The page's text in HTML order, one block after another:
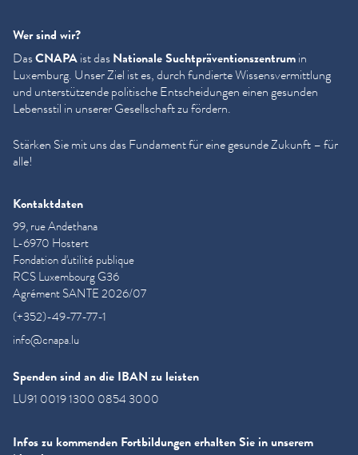
Wer sind wir?
DasCNAPAist dasNationale Sucht­präven­tion­szen­trumin
Luxemburg. Unser Ziel ist es, durch fundierte Wis­sensver­mit­tlung
und unter­stützende politische Entschei­dun­gen einen gesunden
Lebensstil in unserer Gesellschaft zu fördern.
Stärken Sie mit uns das Fundament für eine gesunde Zukunft – für
alle!
Kontaktdaten
99, rue Andethana
L-6970 Hostert
Fondation d'utilité publique
RCS Luxembourg G36
Agrément SANTE 2026/07
(+352)-49-77-77-1
info@cnapa.lu
Spenden sind an die IBAN zu leisten
LU91 0019 1300 0854 3000
Infos zu kommenden Fortbildungen erhalten Sie in unserem